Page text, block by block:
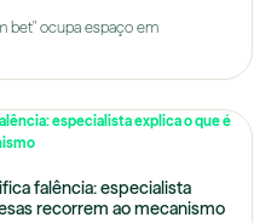
bet" ocupa espaço em
falência: especialista
recorrem ao mecanismo